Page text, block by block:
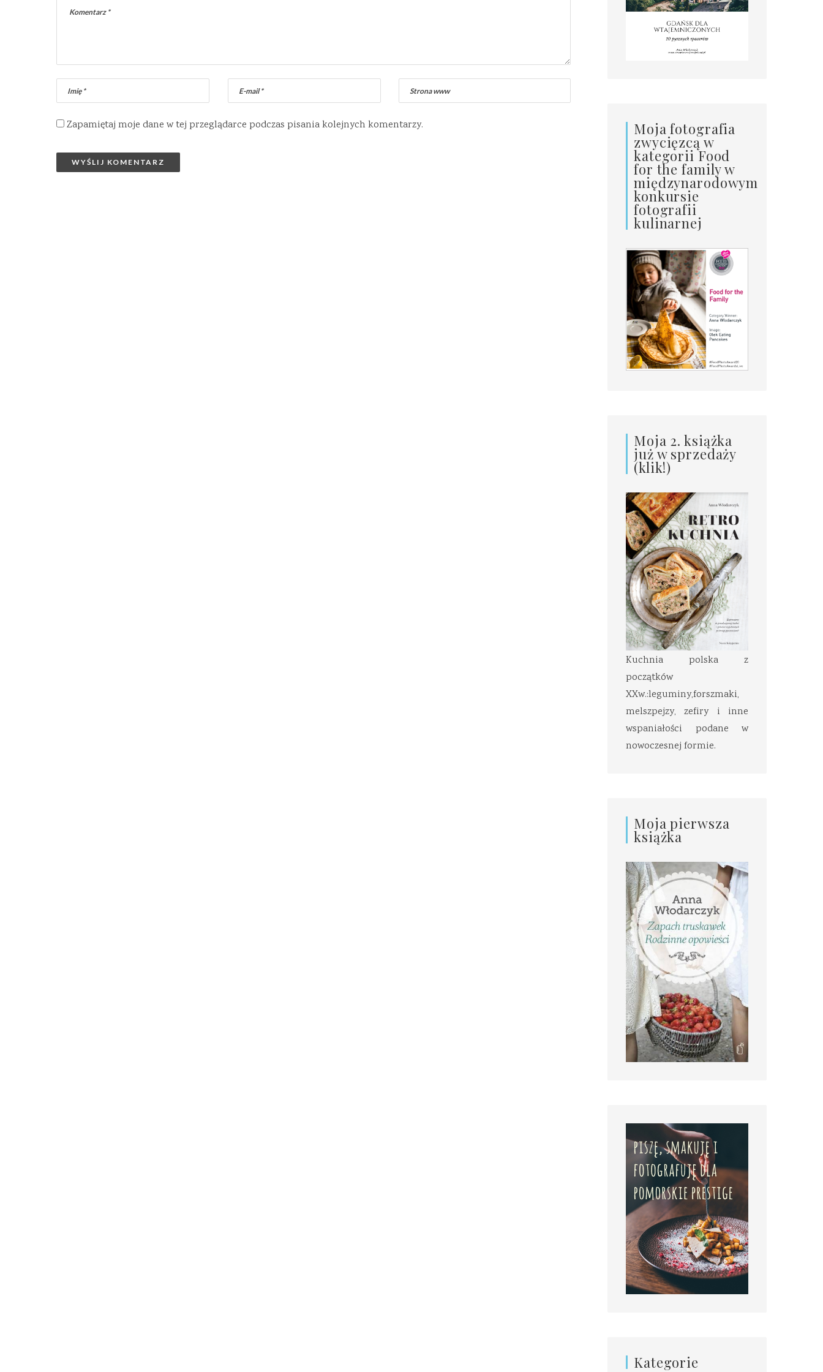
Zapamiętaj moje dane w tej przeglądarce podczas pisania kolejnych komentarzy. Moja fotografia
zwycięzcą w
kategorii Food
for the family w
międzynarodowym
konkursie
fotografii
kulinarnej
Moja 2. książka
już w sprzedaży
(klik!)
Kuchnia polska z
początków
XXw.:leguminy,forszmaki,
melszpejzy, zefiry i inne
wspaniałości podane w
nowoczesnej formie.
Moja pierwsza
książka
Kategorie